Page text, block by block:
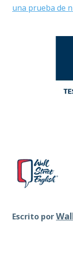
una prueba de
Escrito por